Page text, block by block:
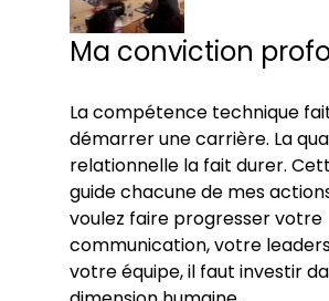
Ma conviction
La compétence technique
démarrer une carrière. La
relationnelle la fait durer.
guide chacune de mes
voulez faire progresser votre
communication, votre
votre équipe, il faut investir